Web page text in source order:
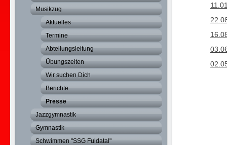
Musikzug
Aktuelles
Termine
Abteilungsleitung
Übungszeiten
Wir suchen Dich
Berichte
Presse
Jazzgymnastik
Gymnastik
Schwimmen "SSG Fuldatal"